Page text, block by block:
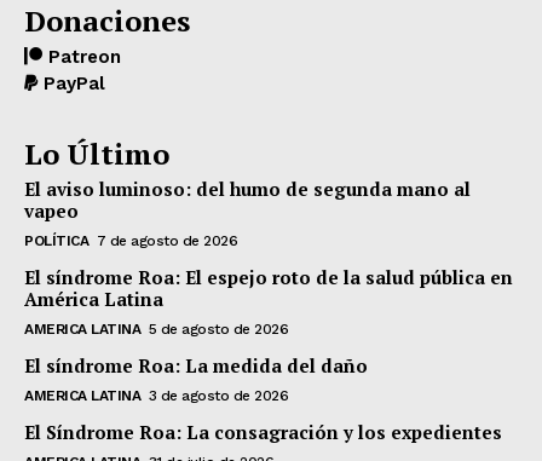
Donaciones
Patreon
PayPal
Lo Último
El aviso luminoso: del humo de segunda mano al
vapeo
POLÍTICA 7 de agosto de 2026
El síndrome Roa: El espejo roto de la salud pública en
América Latina
AMERICA LATINA 5 de agosto de 2026
El síndrome Roa: La medida del daño
AMERICA LATINA 3 de agosto de 2026
El Síndrome Roa: La consagración y los expedientes